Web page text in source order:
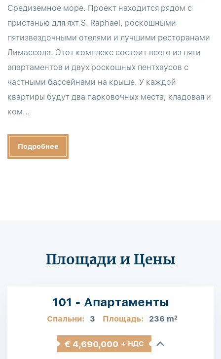
Средиземное море. Проект находится рядом с
пристанью для яхт S. Raphael, роскошными
пятизвездочными отелями и лучшими ресторанами
Лимассола. Этот комплекс состоит всего из пяти
апартаментов и двух роскошных пентхаусов с
частными бассейнами на крыше. У каждой
квартиры будут два парковочных места, кладовая и
ком...
Подробнее
Площади и Цены
101 - Апартаменты
Спальни: 3 Площадь: 236 m2
€ 4,690,000 + НДС